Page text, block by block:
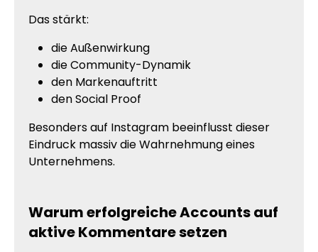
Das stärkt:
die Außenwirkung
die Community-Dynamik
den Markenauftritt
den Social Proof
Besonders auf Instagram beeinflusst dieser
Eindruck massiv die Wahrnehmung eines
Unternehmens.
Warum erfolgreiche Accounts auf
aktive Kommentare setzen